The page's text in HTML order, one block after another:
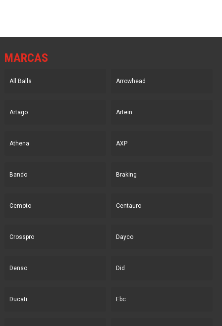
MARCAS
All Balls Arrowhead
Artago Artein
Athena AXP
Bando Braking
Cemoto Centauro
Crosspro Dayco
Denso Did
Ducati Ebc